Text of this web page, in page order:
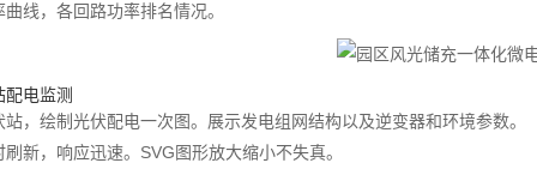
线，各回路功率排名情况。
电监测
站，绘制光伏配电一次图。展示发电组网结构以及逆变器和环境参数。
刷新，响应迅速。SVG图形放大缩小不失真。